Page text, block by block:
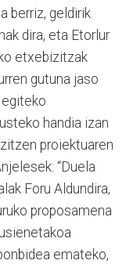
berriz, geldirik
dira, eta Etorlur
etxebizitzak
gutuna jaso
handia izan
proiektuaren
“Duela
Foru Aldundira,
proposamena
emateko,